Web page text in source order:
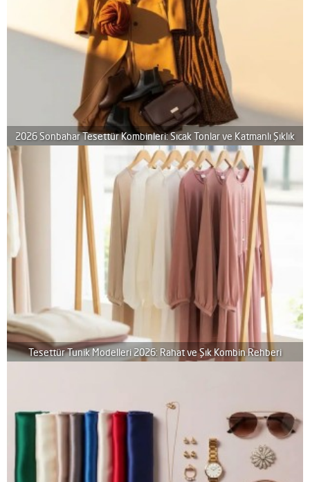
2026 Sonbahar Tesettür Kombinleri: Sıcak Tonlar ve Katmanlı Şıklık
Tesettür Tunik Modelleri 2026: Rahat ve Şık Kombin Rehberi